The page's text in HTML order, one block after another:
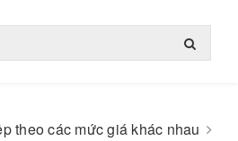
theo các mức giá khác nhau